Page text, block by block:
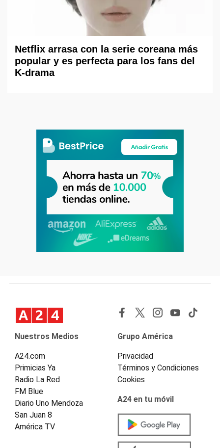
Netflix arrasa con la serie coreana más
popular y es perfecta para los fans del
K-drama
Nuestros Medios
A24.com
Primicias Ya
Radio La Red
FM Blue
Diario Uno Mendoza
San Juan 8
América TV
Grupo América
Privacidad
Términos y Condiciones
Cookies
A24 en tu móvil